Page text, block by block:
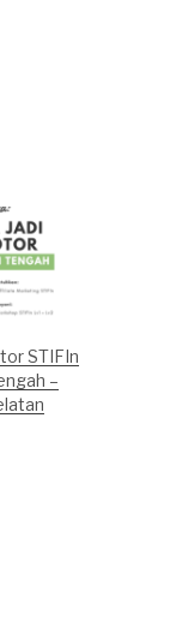
STIFIn
–